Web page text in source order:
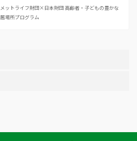
メットライフ財団×日本財団 高齢者・子どもの豊かな
居場所プログラム